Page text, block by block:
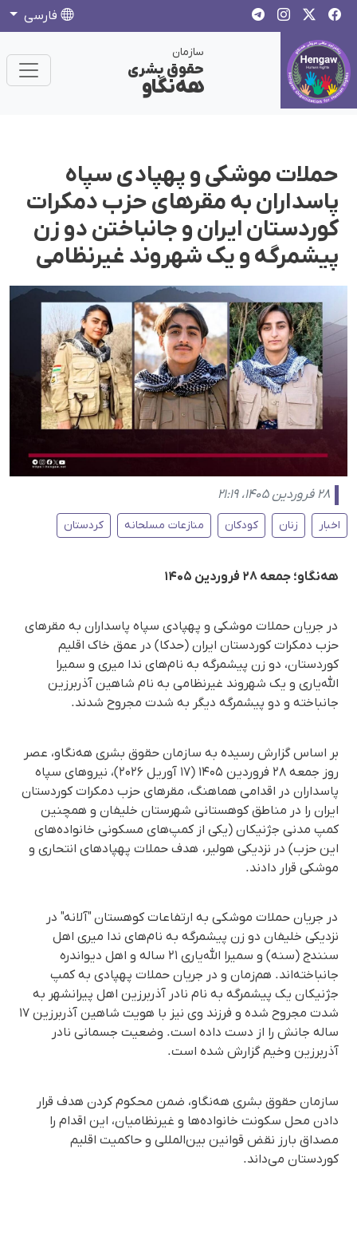
فارسی
سازمان
حقوق بشری
هەنگاو
حملات موشکی و پهپادی سپاه
پاسداران به مقرهای حزب دمکرات
کوردستان ایران و جانباختن دو زن
پیشمرگه و یک شهروند غیرنظامی
۲۸ فروردین ۱۴۰۵، ۲۱:۱۹
اخبار زنان کودکان منازعات مسلحانه کردستان
هه‌نگاو؛ جمعه ۲۸ فروردین ۱۴۰۵
در جریان حملات موشکی و پهپادی سپاه پاسداران به مقرهای
حزب دمکرات کوردستان ایران (حدکا) در عمق خاک اقلیم
کوردستان، دو زن پیشمرگه به نام‌های ندا میری و سمیرا
الله‌یاری و یک شهروند غیرنظامی به نام شاهین آذربرزین
جانباخته و دو پیشمرگه دیگر به شدت مجروح شدند.
بر اساس گزارش رسیده به سازمان حقوق بشری هه‌نگاو، عصر
روز جمعه ۲۸ فروردین ۱۴۰۵ (۱۷ آوریل ۲۰۲۶)، نیروهای سپاه
پاسداران در اقدامی هماهنگ، مقرهای حزب دمکرات کوردستان
ایران را در مناطق کوهستانی شهرستان خلیفان و همچنین
کمپ مدنی جژنیکان (یکی از کمپ‌های مسکونی خانواده‌های
این حزب) در نزدیکی هولیر، هدف حملات پهپادهای انتحاری و
موشکی قرار دادند.
در جریان حملات موشكی به ارتفاعات کوهستان "آلانه" در
نزدیکی خلیفان دو زن پیشمرگه به نام‌های ندا میری اهل
سنندج (سنه) و سمیرا الله‌یاری ٢١ ساله و اهل دیواندره
جانباخته‌اند. هم‌زمان و در جریان حملات پهپادی به کمپ
جژنیکان یک پیشمرگه به نام نادر آذربرزین اهل پیرانشهر به
شدت مجروح شده و فرزند وی نیز با هویت شاهین آذربرزین ١٧
ساله جانش را از دست داده است. وضعیت جسمانی نادر
آذربرزین وخیم گزارش شده است.
سازمان حقوق بشری هه‌نگاو، ضمن محکوم کردن هدف قرار
دادن محل سکونت خانواده‌ها و غیرنظامیان، این اقدام را
مصداق بارز نقض قوانین بین‌المللی و حاکمیت اقلیم
کوردستان می‌داند.